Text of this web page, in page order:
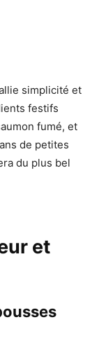
simplicité et
festifs
fumé, et
de petites
du plus bel
et